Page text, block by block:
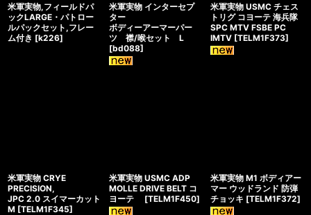
米軍実物,フィールドパ
ックLARGE・パトロー
ルパックセット,フレー
ム付き [k226]
米軍実物 インターセプ
ター
ボディーアーマーパー
ツ 襟/喉セット L
[bd088]
米軍実物 USMC チェス
トリグ コヨーテ 海兵隊
SPC MTV FSBE PC
IMTV [TELM1F373]
米軍実物 CRYE
PRECISION,
JPC 2.0 スイマーカット
M [TELM1F345]
米軍実物 USMC ADP
MOLLE DRIVE BELT コ
ヨーテ
[TELM1F450]
米軍実物 M1 ボディアー
マー ウッドランド 防弾
チョッキ [TELM1F372]